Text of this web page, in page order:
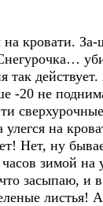
на кровати.
так
-20 не
на
Нет, ну
зимой на
засыпаю, и
листья!